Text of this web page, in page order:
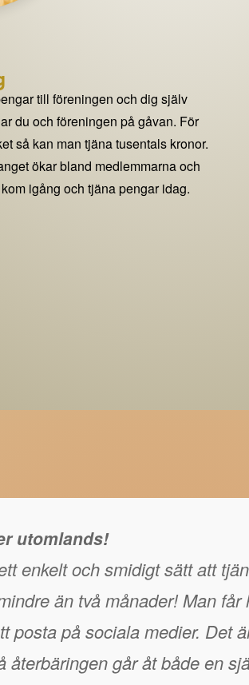
till föreningen och dig själv
du och föreningen på gåvan. För
så kan man tjäna tusentals kronor.
ökar bland medlemmarna och
igång och tjäna pengar idag.
utomlands!
enkelt och smidigt sätt att
än två månader! Man får
posta på sociala medier. Det
återbäringen går åt både en